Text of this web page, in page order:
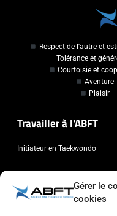
Gérer le
cookies
Respect de l'autre et
Tolérance et
Courtoisie et
Aventure
Plaisir
Travailler à l'ABFT
Initiateur en Taekwondo
Association Belge